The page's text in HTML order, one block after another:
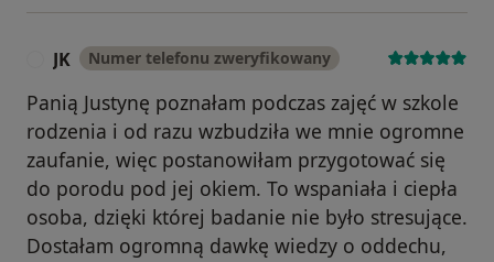
JK Numer telefonu zweryfikowany
Panią Justynę poznałam podczas zajęć w szkole
rodzenia i od razu wzbudziła we mnie ogromne
zaufanie, więc postanowiłam przygotować się
do porodu pod jej okiem. To wspaniała i ciepła
osoba, dzięki której badanie nie było stresujące.
Dostałam ogromną dawkę wiedzy o oddechu,